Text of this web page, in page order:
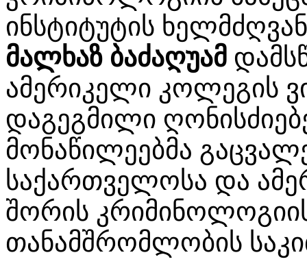
ინსტიტუტის
მალხაზ ბაძაღუამ
ამერიკელი კოლეგის
დაგეგმილი
მონაწილეებმა
საქართველოსა და
შორის
თანამშრომლობის